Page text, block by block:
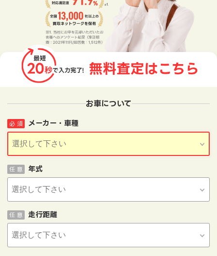
お車について
メーカー・車種
必 須
年式
任 意
走行距離
任 意